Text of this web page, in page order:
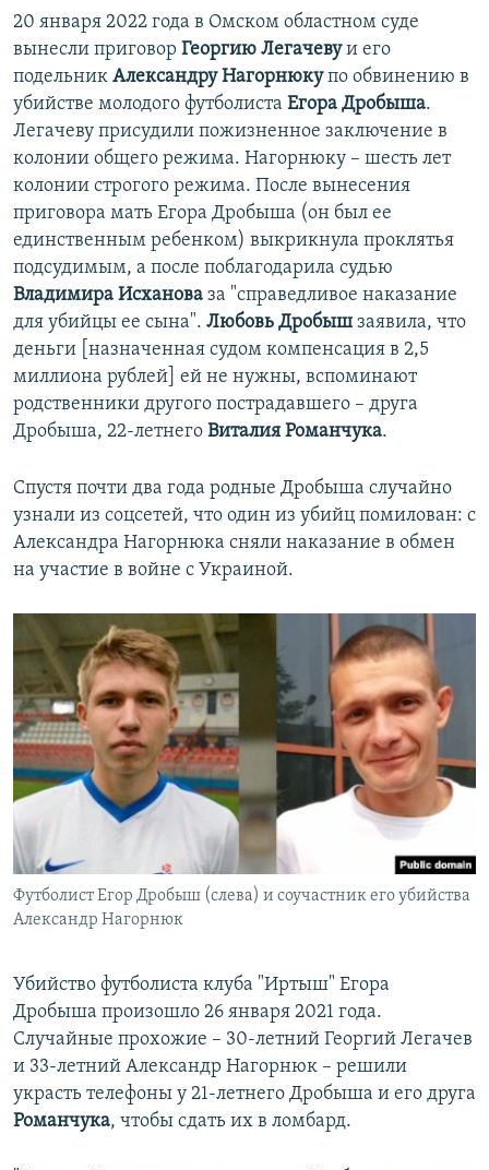
20 января 2022 года в Омском областном суде
вынесли приговор Георгию Легачевуи его
подельник Александру Нагорнюкупо обвинению в
убийстве молодого футболиста Егора Дробыша.
Легачеву присудили пожизненное заключение в
колонии общего режима. Нагорнюку – шесть лет
колонии строгого режима. После вынесения
приговора мать Егора Дробыша (он был ее
единственным ребенком) выкрикнула проклятья
подсудимым, а после поблагодарила судью
Владимира Исханова за "справедливое наказание
для убийцы ее сына". Любовь Дробыш заявила, что
деньги [назначенная судом компенсация в 2,5
миллиона рублей] ей не нужны, вспоминают
родственники другого пострадавшего – друга
Дробыша, 22-летнего Виталия Романчука.
Спустя почти два года родные Дробыша случайно
узнали из соцсетей, что один из убийц помилован: с
Александра Нагорнюка сняли наказание в обмен
на участие в войне с Украиной.
Футболист Егор Дробыш (слева) и соучастник его убийства
Александр Нагорнюк
Убийство футболиста клуба "Иртыш" Егора
Дробыша произошло 26 января 2021 года.
Случайные прохожие – 30-летний Георгий Легачев
и 33-летний Александр Нагорнюк – решили
украсть телефоны у 21-летнего Дробыша и его друга
Романчука, чтобы сдать их в ломбард.